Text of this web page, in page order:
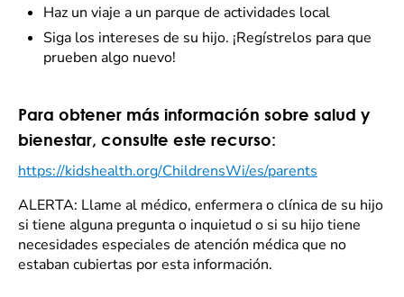
Haz un viaje a un parque de actividades local
Siga los intereses de su hijo. ¡Regístrelos para que
prueben algo nuevo!
Para obtener más información sobre salud y
bienestar, consulte este recurso:
https://kidshealth.org/ChildrensWi/es/parents
ALERTA: Llame al médico, enfermera o clínica de su hijo
si tiene alguna pregunta o inquietud o si su hijo tiene
necesidades especiales de atención médica que no
estaban cubiertas por esta información.